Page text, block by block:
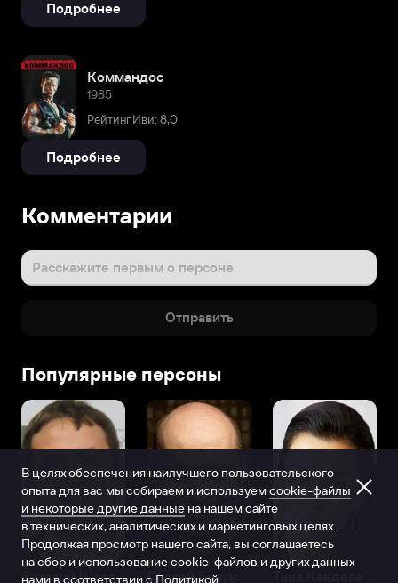
Подробнее
Коммандос
1985
Рейтинг Иви: 8,0
Подробнее
Комментарии
Расскажите первым о персоне
Отправить
Популярные персоны
Виталий Шляппо
В целях обеспечения наилучшего пользовательского
опыта для вас мы собираем и используем cookie-файлы
и некоторые другие данные на нашем сайте
в технических, аналитических и маркетинговых целях.
Продолжая просмотр нашего сайта, вы соглашаетесь
на сбор и использование cookie-файлов и других данных
нами в соответствии с Политикой